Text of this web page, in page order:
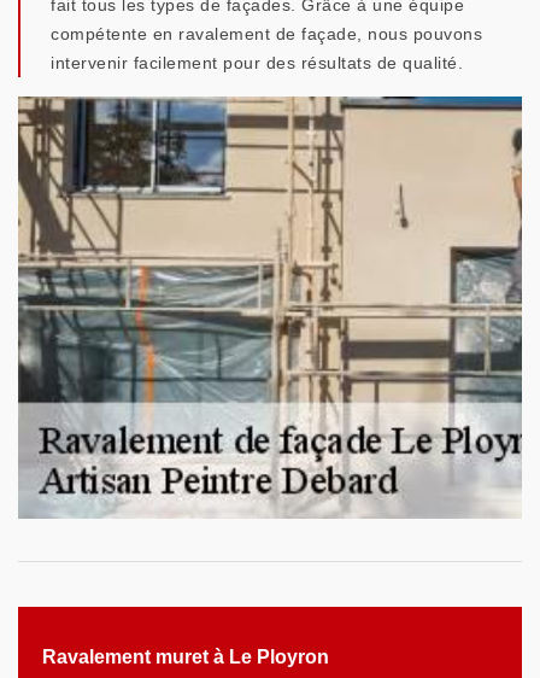
fait tous les types de façades. Grâce à une équipe
compétente en ravalement de façade, nous pouvons
intervenir facilement pour des résultats de qualité.
Ravalement muret à Le Ployron